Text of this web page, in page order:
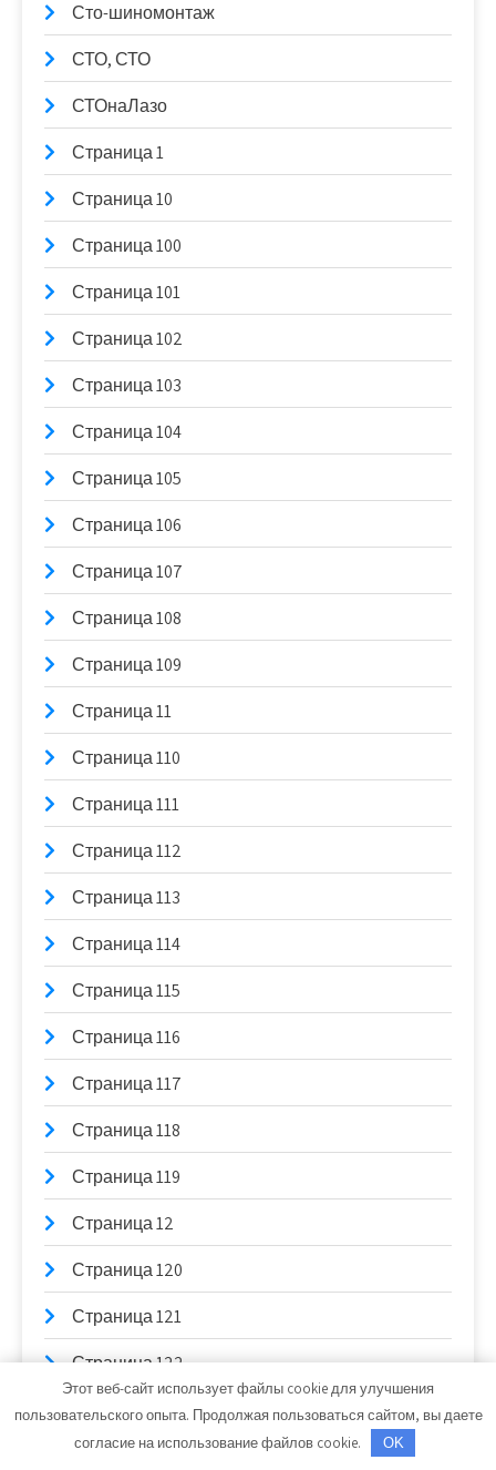
Сто-шиномонтаж
СТО, СТО
СТОнаЛазо
Страница 1
Страница 10
Страница 100
Страница 101
Страница 102
Страница 103
Страница 104
Страница 105
Страница 106
Страница 107
Страница 108
Страница 109
Страница 11
Страница 110
Страница 111
Страница 112
Страница 113
Страница 114
Страница 115
Страница 116
Страница 117
Страница 118
Страница 119
Страница 12
Страница 120
Страница 121
Страница 122
Страница 123
Этот веб-сайт использует файлы cookie для улучшения
пользовательского опыта. Продолжая пользоваться сайтом, вы даете
согласие на использование файлов cookie.
OK